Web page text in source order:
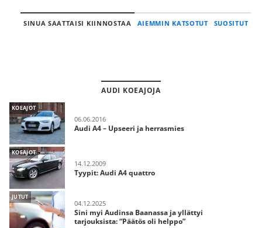
SINUA SAATTAISI KIINNOSTAA AIEMMIN KATSOTUT SUOSITUT
AUDI KOEAJOJA
KOEAJOT
06.06.2016
Audi A4 – Upseeri ja herrasmies
KOEAJOT
14.12.2009
Tyypit: Audi A4 quattro
JUTUT
04.12.2025
Sini myi Audinsa Baanassa ja yllättyi
tarjouksista: “Päätös oli helppo”